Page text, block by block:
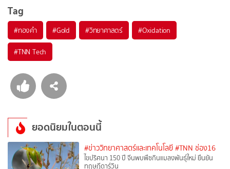
Tag
#ทองคำ #Gold #วิทยาศาสตร์ #Oxidation
#TNN Tech
ยอดนิยมในตอนนี้
#ข่าววิทยาศาสตร์และเทคโนโลยี #TNN ช่อง16
ไขปริศนา 150 ปี จีนพบพืชกินแมลงพันธุ์ใหม่ ยืนยัน
ทฤษฎีดาร์วิน